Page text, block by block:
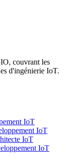
couvrant les
d'ingénierie IoT.
IoT
IoT
IoT
IoT